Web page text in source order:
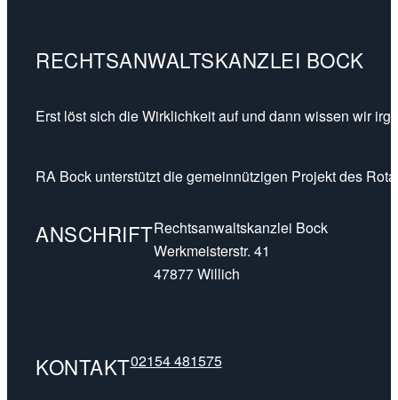
RECHTSANWALTSKANZLEI BOCK
Erst löst sich die Wirklichkeit auf und dann wissen wir
RA Bock unterstützt die gemeinnützigen Projekt des
ANSCHRIFTRechtsanwaltskanzlei Bock
Werkmeisterstr. 41
47877 Willich
KONTAKT02154 481575